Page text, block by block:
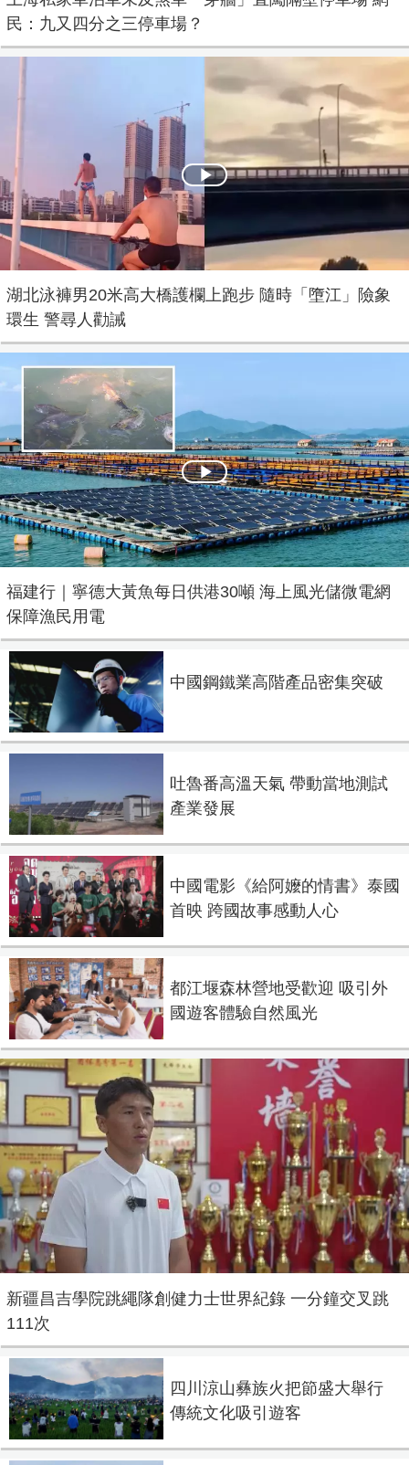
民：九又四分之三停車場？
Play
湖北泳褲男20米高大橋護欄上跑步 隨時「墮江」險象
環生 警尋人勸誡
Play
Video
福建行｜寧德大黃魚每日供港30噸 海上風光儲微電網
保障漁民用電
中國鋼鐵業高階產品密集突破
吐魯番高溫天氣 帶動當地測試
產業發展
中國電影《給阿嬤的情書》泰國
首映 跨國故事感動人心
都江堰森林營地受歡迎 吸引外
國遊客體驗自然風光
新疆昌吉學院跳繩隊創健力士世界紀錄 一分鐘交叉跳
111次
四川涼山彝族火把節盛大舉行
傳統文化吸引遊客